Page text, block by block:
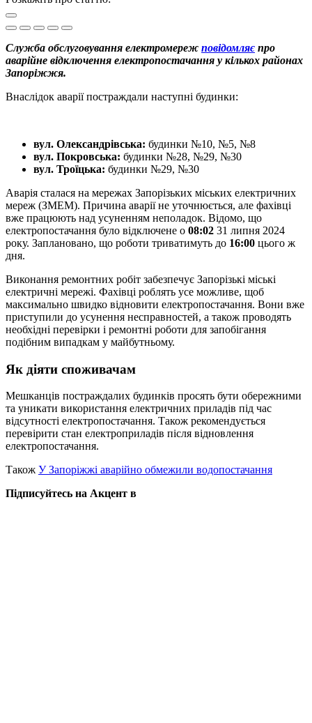
Служба обслуговування електромереж повідомляє про
аварійне відключення електропостачання у кількох районах
Запоріжжя.
Внаслідок аварії постраждали наступні будинки:
вул. Олександрівська: будинки №10, №5, №8
вул. Покровська: будинки №28, №29, №30
вул. Троїцька: будинки №29, №30
Аварія сталася на мережах Запорізьких міських електричних
мереж (ЗМЕМ). Причина аварії не уточнюється, але фахівці
вже працюють над усуненням неполадок. Відомо, що
електропостачання було відключене о 08:02 31 липня 2024
року. Заплановано, що роботи триватимуть до 16:00 цього ж
дня.
Виконання ремонтних робіт забезпечує Запорізькі міські
електричні мережі. Фахівці роблять усе можливе, щоб
максимально швидко відновити електропостачання. Вони вже
приступили до усунення несправностей, а також проводять
необхідні перевірки і ремонтні роботи для запобігання
подібним випадкам у майбутньому.
Як діяти споживачам
Мешканців постраждалих будинків просять бути обережними
та уникати використання електричних приладів під час
відсутності електропостачання. Також рекомендується
перевірити стан електроприладів після відновлення
електропостачання.
Також У Запоріжжі аварійно обмежили водопостачання
Підписуйтесь на Акцент в